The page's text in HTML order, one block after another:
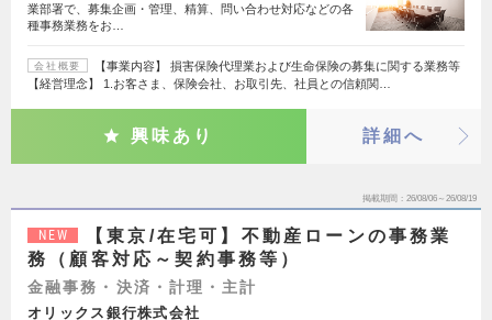
業部署で、募集企画・管理、精算、問い合わせ対応などの各
種事務業務をお…
会社概要
【事業内容】 損害保険代理業および生命保険の募集に関する業務等
【経営理念】 1.お客さま、保険会社、お取引先、社員との信頼関…
興味あり 詳細へ
掲載期間 26/08/06～26/08/19
NEW
【東京/在宅可】不動産ローンの事務業
務（顧客対応～契約事務等）
金融事務・決済・計理・主計
オリックス銀行株式会社